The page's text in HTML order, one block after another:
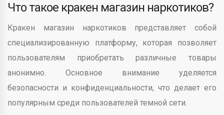
Что такое кракен магазин наркотиков?
Кракен магазин наркотиков представляет собой
специализированную платформу, которая позволяет
пользователям приобретать различные товары
анонимно. Основное внимание уделяется
безопасности и конфиденциальности, что делает его
популярным среди пользователей темной сети.